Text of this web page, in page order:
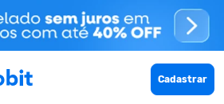
Cadastrar